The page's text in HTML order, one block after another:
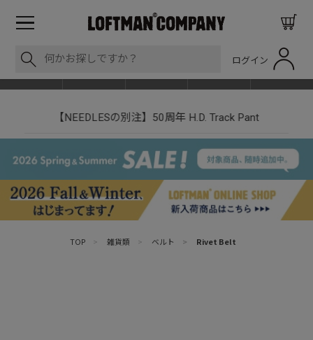
ログイン
【NEEDLESの別注】50周年 H.D. Track Pant
TOP > 雑貨類 > ベルト > Rivet Belt